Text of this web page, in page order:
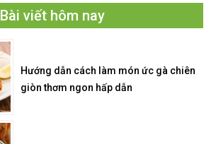
Bài viết hôm nay
Hướng dẫn cách làm món ức gà chiên
giòn thơm ngon hấp dẫn